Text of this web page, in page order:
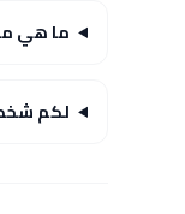
ما هي
لكم